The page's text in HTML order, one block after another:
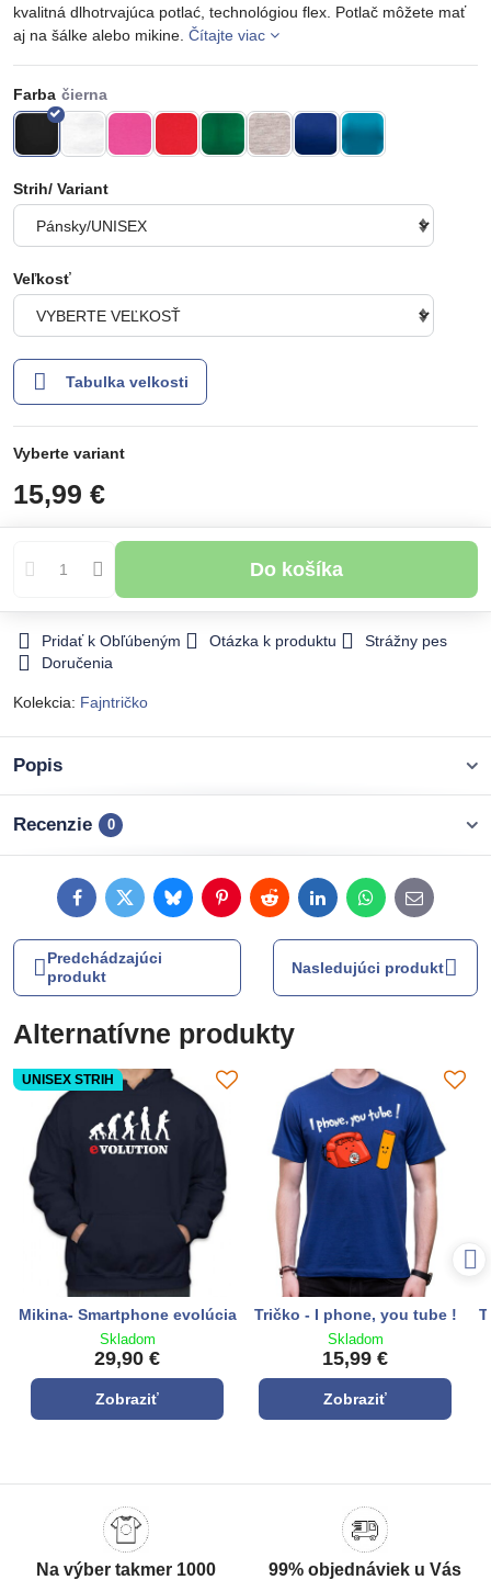
kvalitná dlhotrvajúca potlać, technológiou flex. Potlač môžete mať
aj na šálke alebo mikine. Čítajte viac
Farba
Strih/ Variant
Veľkosť
Tabulka velkosti
Vyberte variant
15,99 €
Do košíka
Pridať k Obľúbeným Otázka k produktu
Strážny pes
Doručenia
Kolekcia: Fajntričko
Popis
Recenzie 0
FacebookTwitterBlueskyPinterestRedditLinkedInWhatsApp
E-
mail
Predchádzajúci
produkt
Nasledujúci produkt
Alternatívne produkty
UNISEX STRIH
Mikina- Smartphone evolúcia
Skladom
29,90 €
Zobraziť
Tričko - I phone, you tube !
Skladom
15,99 €
Zobraziť
Na výber takmer 1000
99% objednáviek u Vás